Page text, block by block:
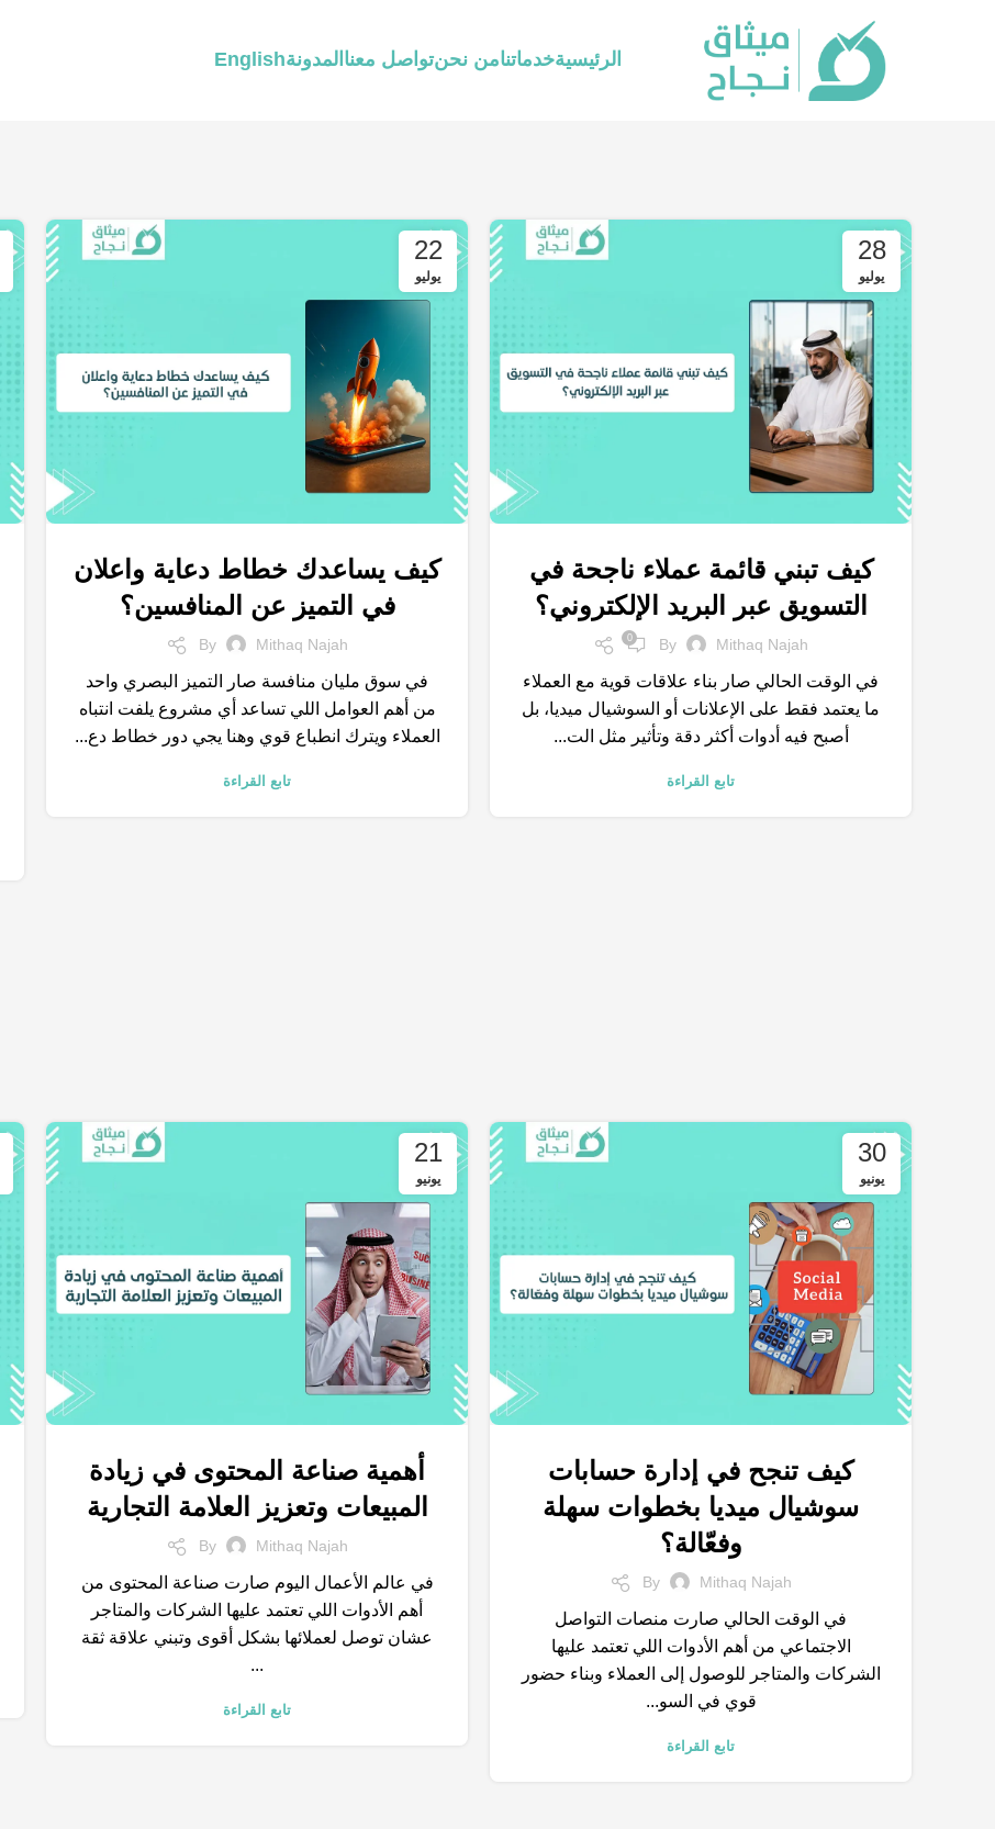
الرئيسيةخدماتنامن نحنتواصل معنا المدونةEnglish
28
يوليو
انشاء متجر الكتروني , الكلمات المفتاحية,
المتاجر الالكترونية ,خدمات التسويق الالكتروني,شركات تسويق
متجر الكتروني ,محركات البحث
كيف تبني قائمة عملاء ناجحة في
التسويق عبر البريد الإلكتروني؟
By Mithaq Najah
0
في الوقت الحالي صار بناء علاقات قوية مع العملاء
ما يعتمد فقط على الإعلانات أو السوشيال ميديا، بل
أصبح فيه أدوات أكثر دقة وتأثير مثل الت...
تابع القراءة
22
يوليو
التسويق الالكتروني الكلمات المفتاحية
خدمات التسويق الالكتروني,متجر الكتروني,نتائج البحث
كيف يساعدك خطاط دعاية واعلان
في التميز عن المنافسين؟
By Mithaq Najah
في سوق مليان منافسة صار التميز البصري واحد
من أهم العوامل اللي تساعد أي مشروع يلفت انتباه
العملاء ويترك انطباع قوي وهنا يجي دور خطاط دع...
تابع القراءة
30
يونيو
السوشيال ميديا, إعلانات جوجل التسويق الالكتروني ,
التسويق الرقمي,التواصل الاجتماعي,خدمات التسويق الالكتروني
علامة التجارية,متجر الكتروني
نتائج البحث
كيف تنجح في إدارة حسابات
سوشيال ميديا بخطوات سهلة
وفعّالة؟
By Mithaq Najah
في الوقت الحالي صارت منصات التواصل
الاجتماعي من أهم الأدوات اللي تعتمد عليها
الشركات والمتاجر للوصول إلى العملاء وبناء حضور
قوي في السو...
تابع القراءة
21
يونيو
خدمات التسويق الالكتروني شركات تسويق
صناعه المحتوي, متجر الكتروني , محركات البحث,نتائج البحث
أهمية صناعة المحتوى في زيادة
المبيعات وتعزيز العلامة التجارية
By Mithaq Najah
في عالم الأعمال اليوم صارت صناعة المحتوى من
أهم الأدوات اللي تعتمد عليها الشركات والمتاجر
عشان توصل لعملائها بشكل أقوى وتبني علاقة ثقة
...
تابع القراءة